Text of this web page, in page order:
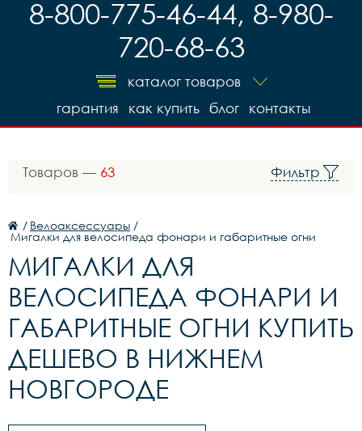
8-800-775-46-44, 8-980-
720-68-63
каталог товаров
контакты
блог
как купить
гарантия
Товаров — 63 Фильтр
/ Велоаксессуары /
Мигалки для велосипеда фонари и габаритные огни
МИГАЛКИ ДЛЯ
ВЕЛОСИПЕДА ФОНАРИ И
ГАБАРИТНЫЕ ОГНИ КУПИТЬ
ДЕШЕВО В НИЖНЕМ
НОВГОРОДЕ